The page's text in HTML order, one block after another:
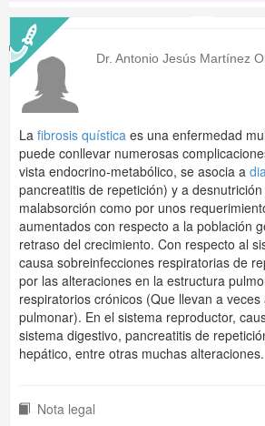
Dr. Antonio Jesús Martínez
La fibrosis quística es una enfermedad
puede conllevar numerosas
vista endocrino-metabólico, se asocia a
pancreatitis de repetición) y a
malabsorción como por unos
aumentados con respecto a la población
retraso del crecimiento. Con respecto al
causa sobreinfecciones respiratorias de
por las alteraciones en la estructura
respiratorios crónicos (Que llevan a
pulmonar). En el sistema reproductor,
sistema digestivo, pancreatitis de
hepático, entre otras muchas alteraciones.
Nota legal